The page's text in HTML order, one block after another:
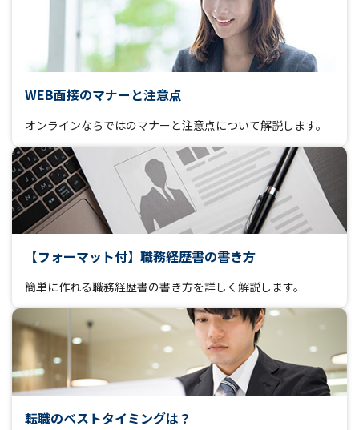
WEB面接のマナーと注意点
オンラインならではのマナーと注意点について解説します。
【フォーマット付】職務経歴書の書き方
簡単に作れる職務経歴書の書き方を詳しく解説します。
転職のベストタイミングは？